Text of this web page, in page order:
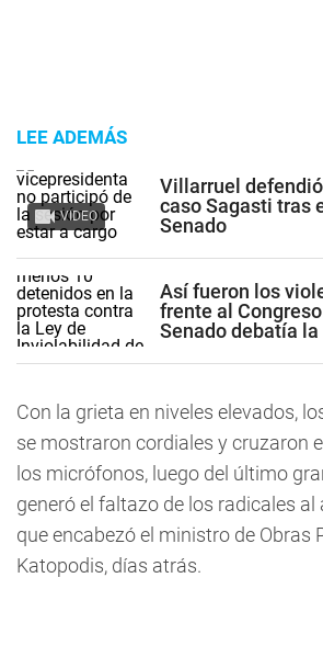
LEE ADEMÁS
VIDEO
Villarruel
caso Sagasti tras
Senado
Así fueron los
frente al
Senado debatía
Con la grieta en niveles elevados,
se mostraron cordiales y cruzaron
los micrófonos, luego del último
generó el faltazo de los radicales al
que encabezó el ministro de Obras
Katopodis, días atrás.